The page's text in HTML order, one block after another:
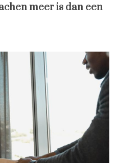
meer is dan een